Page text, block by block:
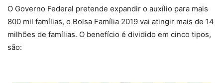
O Governo Federal pretende expandir o auxílio para mais
800 mil famílias, o Bolsa Família 2019 vai atingir mais de 14
milhões de famílias. O benefício é dividido em cinco tipos,
são: